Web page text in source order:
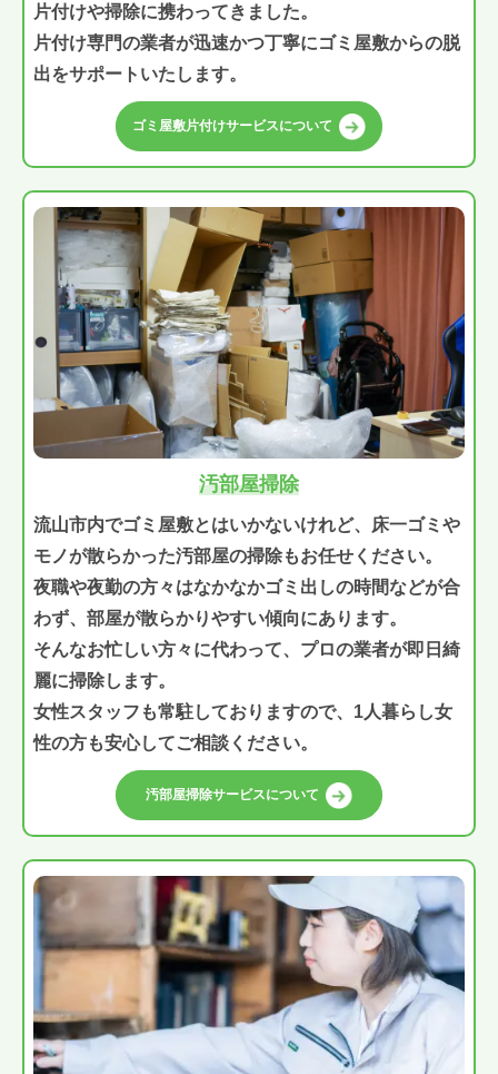
片付けや掃除に携わってきました。
片付け専門の業者が迅速かつ丁寧にゴミ屋敷からの脱
出をサポートいたします。
ゴミ屋敷片付けサービスについて
汚部屋掃除
流山市内でゴミ屋敷とはいかないけれど、床一ゴミや
モノが散らかった汚部屋の掃除もお任せください。
夜職や夜勤の方々はなかなかゴミ出しの時間などが合
わず、部屋が散らかりやすい傾向にあります。
そんなお忙しい方々に代わって、プロの業者が即日綺
麗に掃除します。
女性スタッフも常駐しておりますので、1人暮らし女
性の方も安心してご相談ください。
汚部屋掃除サービスについて